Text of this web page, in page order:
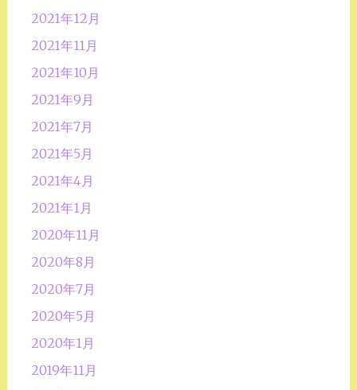
2021年12月
2021年11月
2021年10月
2021年9月
2021年7月
2021年5月
2021年4月
2021年1月
2020年11月
2020年8月
2020年7月
2020年5月
2020年1月
2019年11月